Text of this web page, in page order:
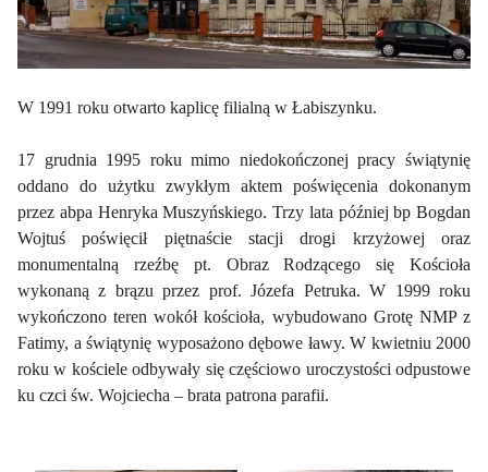
W 1991 roku otwarto kaplicę filialną w Łabiszynku.
17 grudnia 1995 roku mimo niedokończonej pracy świątynię
oddano do użytku zwykłym aktem poświęcenia dokonanym
przez abpa Henryka Muszyńskiego. Trzy lata później bp Bogdan
Wojtuś poświęcił piętnaście stacji drogi krzyżowej oraz
monumentalną rzeźbę pt. Obraz Rodzącego się Kościoła
wykonaną z brązu przez prof. Józefa Petruka. W 1999 roku
wykończono teren wokół kościoła, wybudowano Grotę NMP z
Fatimy, a świątynię wyposażono dębowe ławy. W kwietniu 2000
roku w kościele odbywały się częściowo uroczystości odpustowe
ku czci św. Wojciecha – brata patrona parafii.